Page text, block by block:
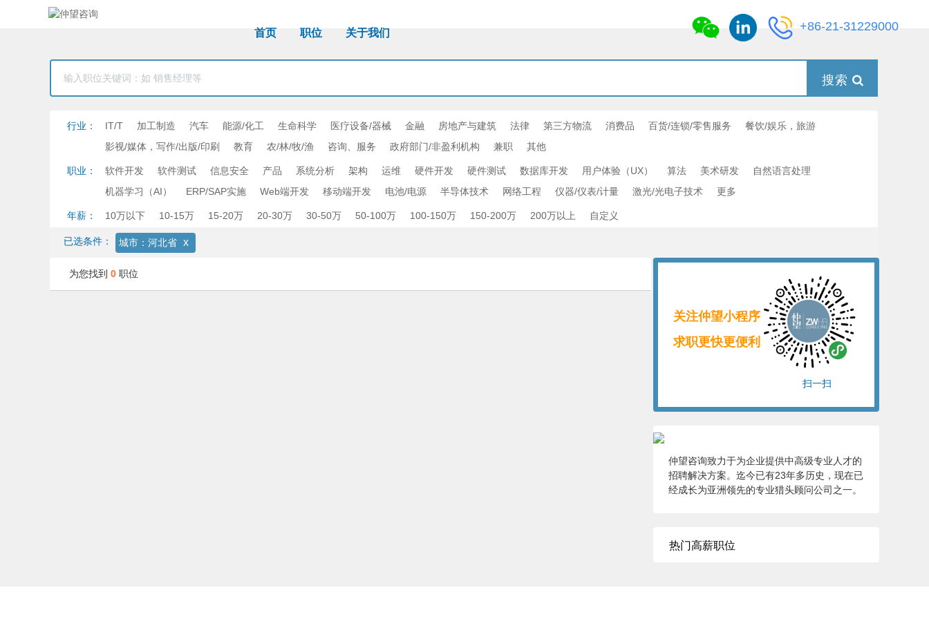
+86-21-31229000
首页 职位 关于我们
搜索
行业： IT/T 加工制造 汽车 能源/化工 生命科学 医疗设备/器械 金融 房地产与建筑 法律 第三方物流 消费品 百货/连锁/零售服务
餐饮/娱乐，旅游
影视/媒体，写作/出版/印刷
教育 农/林/牧/渔 咨询、服务 政府部门/非盈利机构 兼职 其他
职业： 软件开发 软件测试 信息安全 产品 系统分析 架构 运维 硬件开发 硬件测试 数据库开发 用户体验（UX） 算法 美术研发
自然语言处理
机器学习（AI）
ERP/SAP实施 Web端开发 移动端开发 电池/电源 半导体技术 网络工程 仪器/仪表/计量 激光/光电子技术 更多
年薪： 10万以下 10-15万 15-20万 20-30万 30-50万 50-100万 100-150万 150-200万 200万以上 自定义
已选条件： 城市：河北省 x
为您找到 0 职位
关注仲望小程序
求职更快更便利
扫一扫
仲望咨询致力于为企业提供中高级专业人才的
招聘解决方案。迄今已有23年多历史，现在已
经成长为亚洲领先的专业猎头顾问公司之一。
热门高薪职位